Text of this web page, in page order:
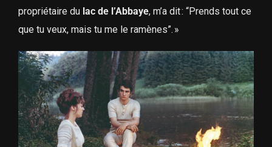
propriétaire du lac de l’Abbaye, m’a dit : “Prends tout ce
que tu veux, mais tu me le ramènes”. »